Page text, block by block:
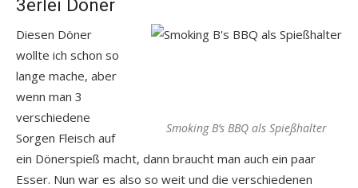
3erlei Döner
Smoking B’s BBQ als Spießhalter
Diesen Döner
wollte ich schon so
lange mache, aber
wenn man 3
verschiedene
Sorgen Fleisch auf
ein Dönerspieß macht, dann braucht man auch ein paar
Esser. Nun war es also so weit und die verschiedenen